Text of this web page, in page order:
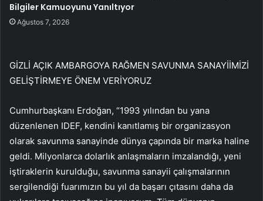
Bilgiler Kamuoyunu Yanıltıyor
Ağustos 7, 2026
GİZLİ AÇIK AMBARGOYA RAĞMEN SAVUNMA SANAYİİMİZİ
GELİŞTİRMEYE ÖNEM VERİYORUZ
Cumhurbaşkanı Erdoğan, “1993 yılından bu yana
düzenlenen IDEF, kendini kanıtlamış bir organizasyon
olarak savunma sanayinde dünya çapında bir marka haline
geldi. Milyonlarca dolarlık anlaşmaların imzalandığı, yeni
iştiraklerin kurulduğu, savunma sanayii çalışmalarının
sergilendiği fuarımızın bu yıl da başarı çıtasını daha da